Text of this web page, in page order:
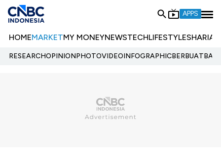
APPS
HOMEMARKETMY MONEYNEWSTECHLIFESTYLESHARIA
RESEARCHOPINIONPHOTOVIDEOINFOGRAPHIC